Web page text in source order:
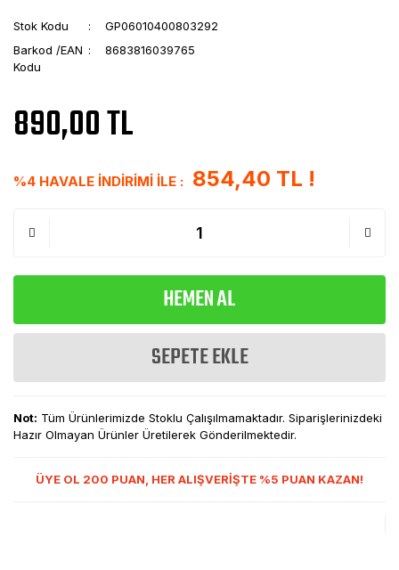
Stok Kodu
GP06010400803292
Barkod /EAN
Kodu
8683816039765
890,00 TL
%4 HAVALE İNDİRİMİ İLE : 854,40 TL !
HEMEN AL
SEPETE EKLE
Not: Tüm Ürünlerimizde Stoklu Çalışılmamaktadır. Siparişlerinizdeki
Hazır Olmayan Ürünler Üretilerek Gönderilmektedir.
ÜYE OL 200 PUAN, HER ALIŞVERİŞTE %5 PUAN KAZAN!